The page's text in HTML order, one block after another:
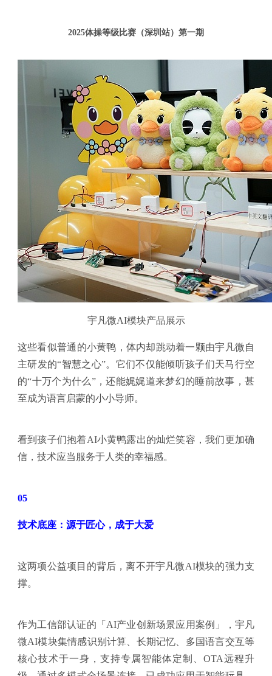
2025体操等级比赛（深圳站）第一期
宇凡微AI模块产品展示
这些看似普通的小黄鸭，体内却跳动着一颗由宇凡微自
主研发的“智慧之心”。它们不仅能倾听孩子们天马行空
的“十万个为什么”，还能娓娓道来梦幻的睡前故事，甚
至成为语言启蒙的小小导师。
看到孩子们抱着AI小黄鸭露出的灿烂笑容，我们更加确
信，技术应当服务于人类的幸福感。
05
技术底座：源于匠心，成于大爱
这两项公益项目的背后，离不开宇凡微AI模块的强力支
撑。
作为工信部认证的「AI产业创新场景应用案例」，宇凡
微AI模块集情感识别计算、长期记忆、多国语言交互等
核心技术于一身，支持专属智能体定制、OTA远程升